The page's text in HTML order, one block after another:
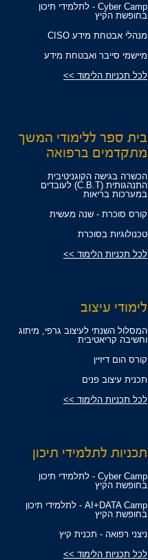
Cyber Camp - לתלמידי תיכון
בחופשת הקיץ
מנהלי אבטחת מידע CISO
מיישמי סייבר ואבטחת מידע
לכל תכניות הלימוד >>
בית ספר ללימודי המשך
מתקדמים ברפואה
הכשרה בגישה הקוגניטיבית
התנהגותית (C.B.T) לעובדים
במערכות בריאות
קורס סוכרת - שנה מעשית
טכנולוגיות בסוכרת
לכל תכניות הלימוד >>
לימודי עיצוב
המסלול השנתי לעיצוב גרפי, מיתוג
וחשיבה קריאטיבית
קורס הום דיזיין
תכנית עיצוב פנים
לכל תכניות הלימוד >>
תכניות לתלמידי תיכון
Cyber Camp - לתלמידי תיכון
בחופשת הקיץ
AI+DATA Camp - לתלמידי תיכון
בחופשת הקיץ
ניצני רפואה - תכנית קיץ
לכל תכניות הלימוד >>